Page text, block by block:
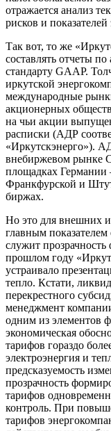
отражается анализ
рисков и
Так вот, то же
составлять отчеты
стандарту GAAP.
иркутской
международные
акционерных
на чьи акции
расписки (АДР
«Иркутскэнерго»).
внебиржевом рынке
площадках
Франкфурской и
биржах.
Но это для внешних
главным показателем
служит
прошлом году
устраивало
тепло. Кстати,
перекрестного
менеджмент
одним из элементов
экономическая
тарифов гораздо
электроэнергия и
предсказуемость
прозрачность
тарифов
контроль. При
тарифов